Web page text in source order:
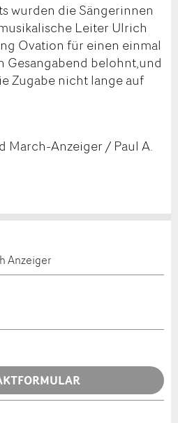
wurden die Sängerinnen
Leiter Ulrich
Ovation für einen einmal
Gesangabend belohnt,und
Zugabe nicht lange auf
March-Anzeiger / Paul A.
geschätzt!an Freunde weiter.
Anzeiger